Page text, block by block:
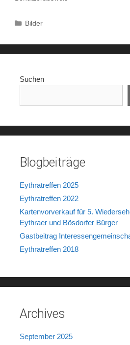
Kategorien
Bilder
Suchen
Blogbeiträge
Eythratreffen 2025
Eythratreffen 2022
Kartenvorverkauf für 5.
Eythraer und Bösdorfer Bürger
Gastbeitrag
Eythratreffen 2018
Archives
September 2025